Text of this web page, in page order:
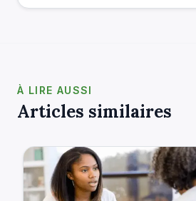
À LIRE AUSSI
Articles similaires